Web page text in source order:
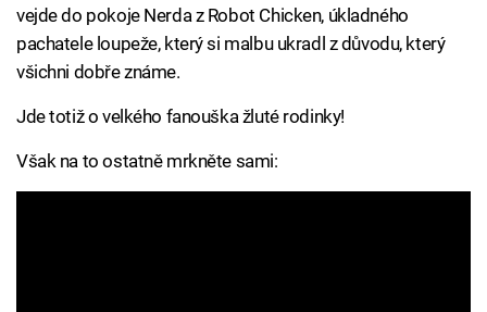
vejde do pokoje Nerda z Robot Chicken, úkladného
pachatele loupeže, který si malbu ukradl z důvodu, který
všichni dobře známe.
Jde totiž o velkého fanouška žluté rodinky!
Však na to ostatně mrkněte sami: